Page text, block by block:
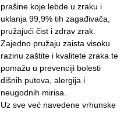
prašine koje lebde u zraku i
uklanja 99,9% tih zagađivača,
pružajući čist i zdrav zrak.
Zajedno pružaju zaista visoku
razinu zaštite i kvalitete zraka te
pomažu u prevenciji bolesti
dišnih puteva, alergija i
neugodnih mirisa.
Uz sve već navedene vrhunske